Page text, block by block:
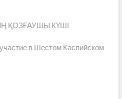
ҚОЗҒАУШЫ КҮШІ
в Шестом Каспийском